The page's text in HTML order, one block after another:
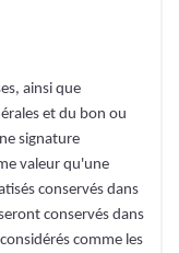
ainsi que
et du bon ou
signature
valeur qu'une
conservés dans
conservés dans
comme les